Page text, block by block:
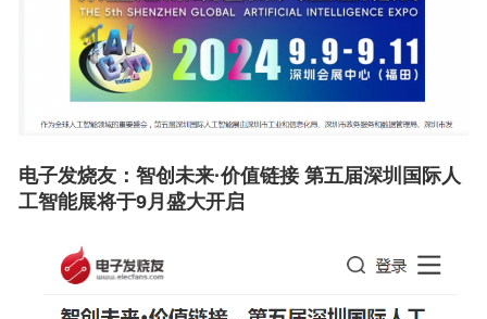
电子发烧友： 智创未来·价值链接 第五届深圳国际人
工智能展将于9月盛大开启